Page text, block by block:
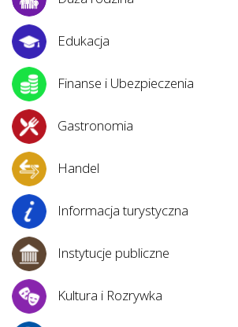
Edukacja
Finanse i Ubezpieczenia
Gastronomia
Handel
Informacja turystyczna
Instytucje publiczne
Kultura i Rozrywka